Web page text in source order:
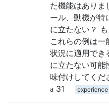
た機能はありま
ール、動機が特
に立たない？
これらの例は
状況に適用でき
に立たない可能
味付けしてくだ
31
experience